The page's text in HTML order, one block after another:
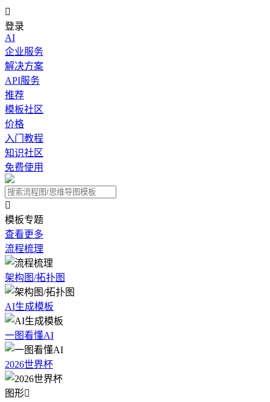

登录
AI
企业服务
解决方案
API服务
推荐
模板社区
价格
入门教程
知识社区
免费使用

模板专题
查看更多
流程梳理
架构图/拓扑图
AI生成模板
一图看懂AI
2026世界杯
图形